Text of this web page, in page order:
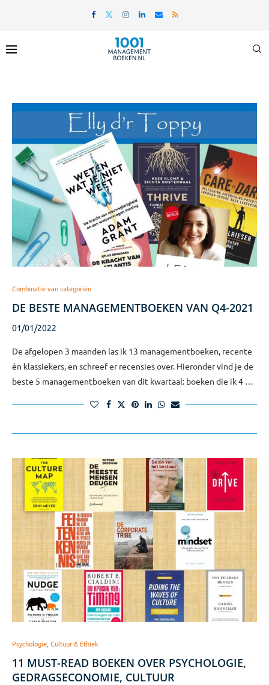
Combinatie van categoriën
DE BESTE MANAGEMENTBOEKEN VAN Q4-2021
01/01/2022
De afgelopen 3 maanden las ik 13 managementboeken, recente
èn klassiekers, en schreef er recensies over. Hieronder vind je de
beste 5 managementboeken van dit kwartaal: boeken die ik 4 …
Psychologie, Cultuur & Ethiek
11 MUST-READ BOEKEN OVER PSYCHOLOGIE,
GEDRAGSECONOMIE, CULTUUR